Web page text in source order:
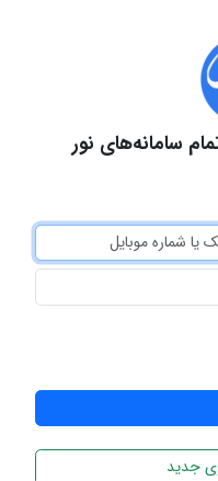
سامانه‌های نور
جدید